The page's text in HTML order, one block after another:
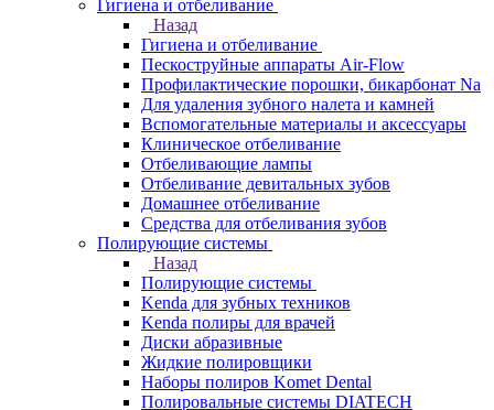
Гигиена и отбеливание
Назад
Гигиена и отбеливание
Пескоструйные аппараты Air-Flow
Профилактические порошки, бикарбонат Na
Для удаления зубного налета и камней
Вспомогательные материалы и аксессуары
Клиническое отбеливание
Отбеливающие лампы
Отбеливание девитальных зубов
Домашнее отбеливание
Средства для отбеливания зубов
Полирующие системы
Назад
Полирующие системы
Kenda для зубных техников
Kenda полиры для врачей
Диски абразивные
Жидкие полировщики
Наборы полиров Komet Dental
Полировальные системы DIATECH